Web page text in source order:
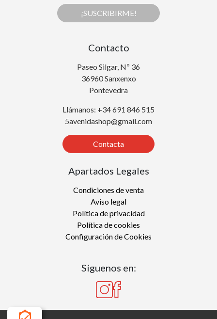
¡SUSCRIBIRME!
Contacto
Paseo Silgar, Nº 36
36960 Sanxenxo
Pontevedra
Llámanos: +34 691 846 515
5avenidashop@gmail.com
Contacta
Apartados Legales
Condiciones de venta
Aviso legal
Política de privacidad
Política de cookies
Configuración de Cookies
Síguenos en: